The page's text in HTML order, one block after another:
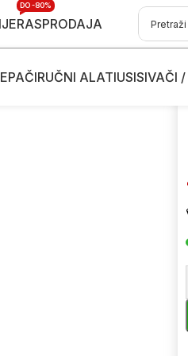
RASPRODAJA
DO -80%
RUČNI ALATIUSISIVAČI
crijeva Kružna – sektorska